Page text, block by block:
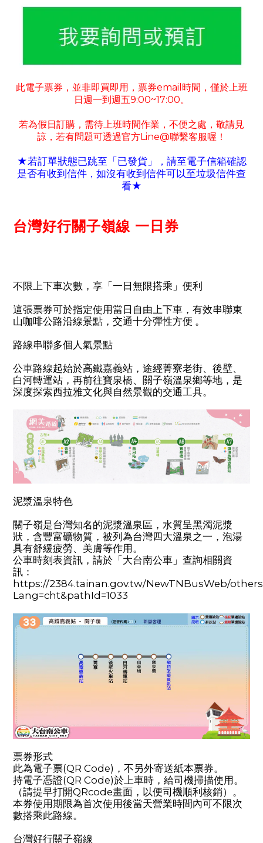
此電子票券 ， 並非即買即用 ， 票券email 時間 ， 僅於上班
日週一到週五9:00~17:00。
若為假日訂購 ， 需待上班時間作業 ， 不便之處 ， 敬請見
諒 ， 若有問題可透過官方Line@聯繫客服喔！
★若訂單狀態已跳至「已發貨」 ， 請至電子信箱確認
是否有收到信件 ， 如沒有收到信件可以至垃圾信件查
看★
台灣好行關子嶺線 一日券
不限上下車次數，享「一日無限搭乘」便利
這張票券可於指定使用當日自由上下車，有效串聯東
山咖啡公路沿線景點， 交通十分彈性方便 。
路線串聯多個人氣景點
公車路線起始於高鐵嘉義站，途經菁寮老街、後壁、
白河轉運站，再前往寶泉橋、關子嶺溫泉鄉等地，是
深度探索西拉雅文化與自然景觀的交通工具。
泥漿溫泉特色
關子嶺是台灣知名的泥漿溫泉區，水質呈黑濁泥漿
狀，含豐富礦物質，被列為台灣四大溫泉之一，泡湯
具有舒緩疲勞、美膚等作用。
公車時刻表資訊，請於「大台南公車」查詢相關資
訊：
https://2384.tainan.gov.tw/NewTNBusWeb/
Lang=cht&pathId=1033
票券形式
此為電子票(QR Code)，不另外寄送紙本票券。
持電子憑證(QR Code)於上車時，給司機掃描使用。
（請提早打開QRcode畫面，以便司機順利核銷）。
本券使用期限為首次使用後當天營業時間內可不限次
數搭乘此路線。
台灣好行關子嶺線